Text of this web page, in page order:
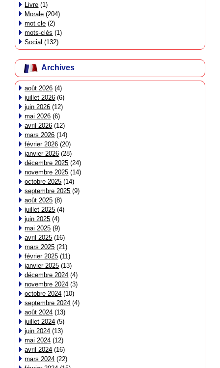
Livre (1)
Morale (204)
mot cle (2)
mots-clés (1)
Social (132)
Archives
août 2026 (4)
juillet 2026 (6)
juin 2026 (12)
mai 2026 (6)
avril 2026 (12)
mars 2026 (14)
février 2026 (20)
janvier 2026 (28)
décembre 2025 (24)
novembre 2025 (14)
octobre 2025 (14)
septembre 2025 (9)
août 2025 (8)
juillet 2025 (4)
juin 2025 (4)
mai 2025 (9)
avril 2025 (16)
mars 2025 (21)
février 2025 (11)
janvier 2025 (13)
décembre 2024 (4)
novembre 2024 (3)
octobre 2024 (10)
septembre 2024 (4)
août 2024 (13)
juillet 2024 (5)
juin 2024 (13)
mai 2024 (12)
avril 2024 (16)
mars 2024 (22)